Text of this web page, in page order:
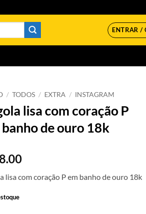
ENTRAR /
/ TODOS / EXTRA / INSTAGRAM
lisa com coração P
de ouro 18k
lisa com coração P em banho de ouro 18k